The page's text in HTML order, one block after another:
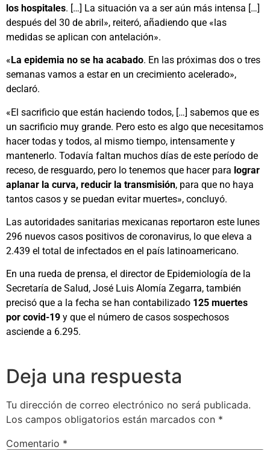
los hospitales. […] La situación va a ser aún más intensa […]
después del 30 de abril», reiteró, añadiendo que «las
medidas se aplican con antelación».
« La epidemia no se ha acabado. En las próximas dos o tres
semanas vamos a estar en un crecimiento acelerado»,
declaró.
«El sacrificio que están haciendo todos, […] sabemos que es
un sacrificio muy grande. Pero esto es algo que necesitamos
hacer todas y todos, al mismo tiempo, intensamente y
mantenerlo. Todavía faltan muchos días de este período de
receso, de resguardo, pero lo tenemos que hacer para lograr
aplanar la curva, reducir la transmisión, para que no haya
tantos casos y se puedan evitar muertes», concluyó.
Las autoridades sanitarias mexicanas reportaron este lunes
296 nuevos casos positivos de coronavirus, lo que eleva a
2.439 el total de infectados en el país latinoamericano.
En una rueda de prensa, el director de Epidemiología de la
Secretaría de Salud, José Luis Alomía Zegarra, también
precisó que a la fecha se han contabilizado 125 muertes
por covid-19 y que el número de casos sospechosos
asciende a 6.295.
Deja una respuesta
Tu dirección de correo electrónico no será publicada.
Los campos obligatorios están marcados con *
Comentario *